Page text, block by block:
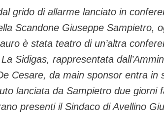
grido di allarme lanciato in
Scandone Giuseppe Sampietro,
è stata teatro di un’altra
Sidigas, rappresentata
Cesare, da main sponsor entra in
lanciata da Sampietro due giorni
presenti il Sindaco di Avellino